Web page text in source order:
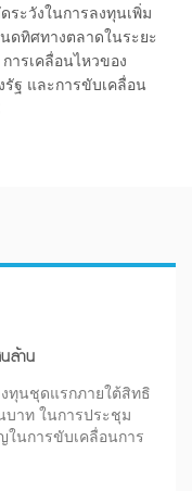
ระวังในการลงทุนเพิ่ม
ดทิศทางตลาดในระยะ
ารเคลื่อนไหวของ
ฐ และการขับเคลื่อน
ล้าน
งทุนชุดแรกภายใต้สิทธิ
บาท ในการประชุม
ในการขับเคลื่อนการ